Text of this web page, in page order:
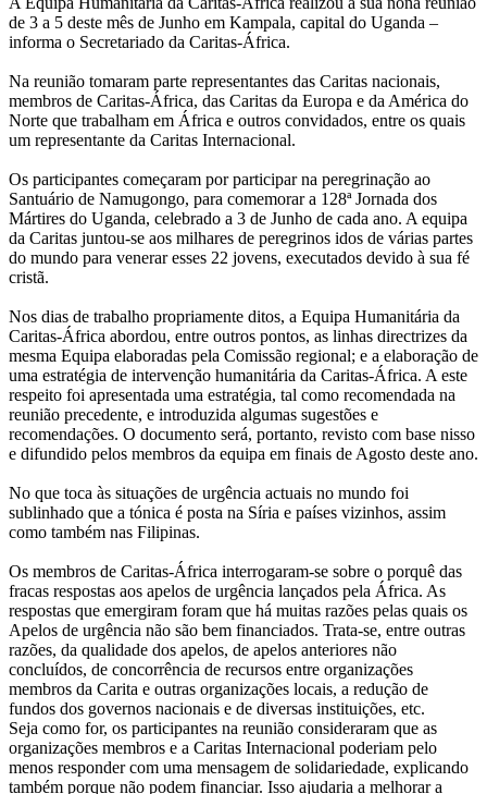
de 3 a 5 deste mês de Junho em Kampala, capital do Uganda –
informa o Secretariado da Caritas-África.
Na reunião tomaram parte representantes das Caritas nacionais,
membros de Caritas-África, das Caritas da Europa e da América do
Norte que trabalham em África e outros convidados, entre os quais
um representante da Caritas Internacional.
Os participantes começaram por participar na peregrinação ao
Santuário de Namugongo, para comemorar a 128ª Jornada dos
Mártires do Uganda, celebrado a 3 de Junho de cada ano. A equipa
da Caritas juntou-se aos milhares de peregrinos idos de várias partes
do mundo para venerar esses 22 jovens, executados devido à sua fé
cristã.
Nos dias de trabalho propriamente ditos, a Equipa Humanitária da
Caritas-África abordou, entre outros pontos, as linhas directrizes da
mesma Equipa elaboradas pela Comissão regional; e a elaboração de
uma estratégia de intervenção humanitária da Caritas-África. A este
respeito foi apresentada uma estratégia, tal como recomendada na
reunião precedente, e introduzida algumas sugestões e
recomendações. O documento será, portanto, revisto com base nisso
e difundido pelos membros da equipa em finais de Agosto deste ano.
No que toca às situações de urgência actuais no mundo foi
sublinhado que a tónica é posta na Síria e países vizinhos, assim
como também nas Filipinas.
Os membros de Caritas-África interrogaram-se sobre o porquê das
fracas respostas aos apelos de urgência lançados pela África. As
respostas que emergiram foram que há muitas razões pelas quais os
Apelos de urgência não são bem financiados. Trata-se, entre outras
razões, da qualidade dos apelos, de apelos anteriores não
concluídos, de concorrência de recursos entre organizações
membros da Carita e outras organizações locais, a redução de
fundos dos governos nacionais e de diversas instituições, etc.
Seja como for, os participantes na reunião consideraram que as
organizações membros e a Caritas Internacional poderiam pelo
menos responder com uma mensagem de solidariedade, explicando
também porque não podem financiar. Isso ajudaria a melhorar a